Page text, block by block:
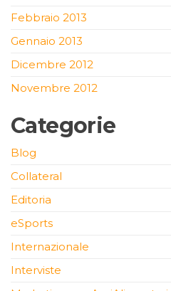
Febbraio 2013
Gennaio 2013
Dicembre 2012
Novembre 2012
Categorie
Blog
Collateral
Editoria
eSports
Internazionale
Interviste